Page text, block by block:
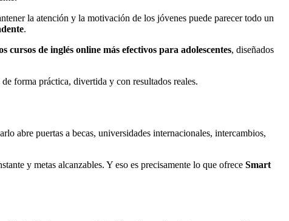
la atención y la motivación de los jóvenes puede parecer todo un
.
cursos de inglés online más efectivos para adolescentes, diseñados
forma práctica, divertida y con resultados reales.
abre puertas a becas, universidades internacionales, intercambios,
y metas alcanzables. Y eso es precisamente lo que ofrece Smart